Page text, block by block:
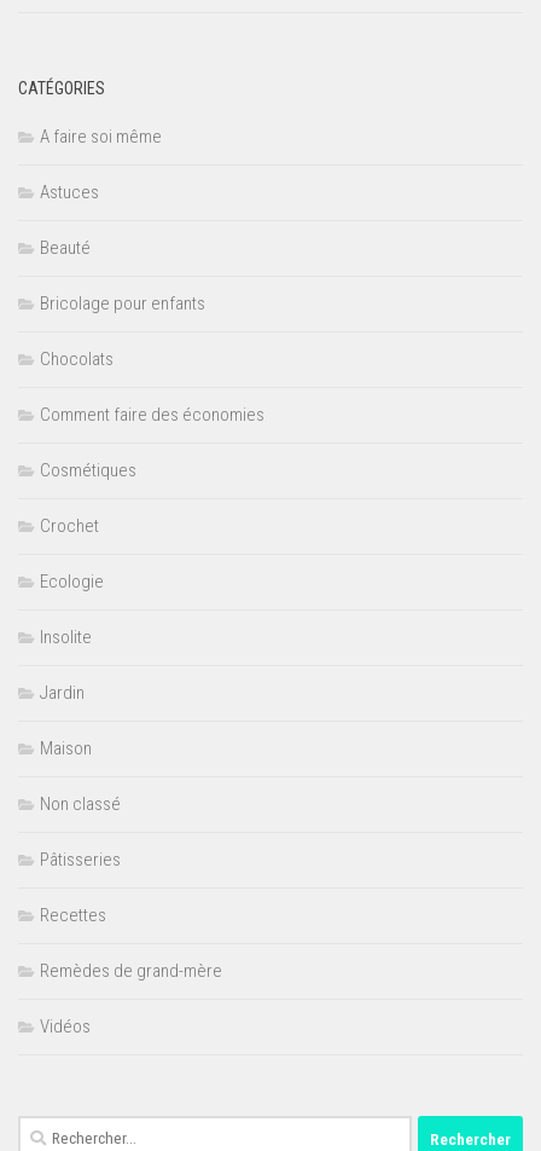
CATÉGORIES
A faire soi même
Astuces
Beauté
Bricolage pour enfants
Chocolats
Comment faire des économies
Cosmétiques
Crochet
Ecologie
Insolite
Jardin
Maison
Non classé
Pâtisseries
Recettes
Remèdes de grand-mère
Vidéos
Rechercher :